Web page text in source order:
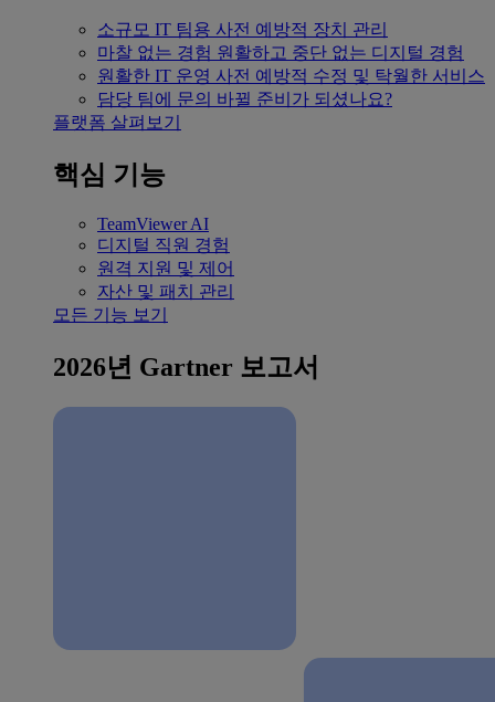
소규모 IT 팀용 사전 예방적 장치 관리
마찰 없는 경험 원활하고 중단 없는 디지털 경험
원활한 IT 운영 사전 예방적 수정 및 탁월한 서비스
담당 팀에 문의 바뀔 준비가 되셨나요?
플랫폼 살펴보기
핵심 기능
TeamViewer AI
디지털 직원 경험
원격 지원 및 제어
자산 및 패치 관리
모든 기능 보기
2026년 Gartner 보고서